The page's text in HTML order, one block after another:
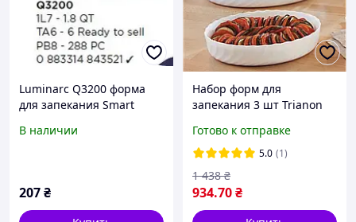
Luminarc Q3200 форма
для запекания Smart
290*230мм
В наличии
207₴
Набор форм для
запекания 3 шт Trianon
Готово к отправке
5.0 (1)
934.70₴
1 438 ₴